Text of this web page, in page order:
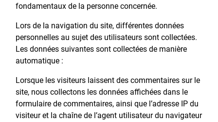
fondamentaux de la personne concernée.
Lors de la navigation du site, différentes données
personnelles au sujet des utilisateurs sont collectées.
Les données suivantes sont collectées de manière
automatique :
Lorsque les visiteurs laissent des commentaires sur le
site, nous collectons les données affichées dans le
formulaire de commentaires, ainsi que l’adresse IP du
visiteur et la chaîne de l’agent utilisateur du navigateur